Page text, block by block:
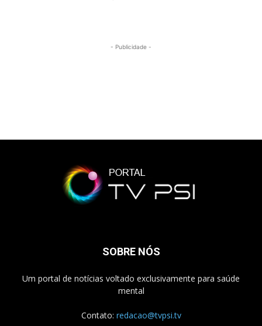
- Publicidade -
SOBRE NÓS
Um portal de notícias voltado exclusivamente para saúde
mental
Contato: redacao@tvpsi.tv